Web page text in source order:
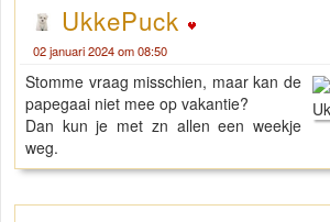
UkkePuck
02 januari 2024 om 08:50
Stomme vraag misschien, maar kan de
papegaai niet mee op vakantie?
Dan kun je met zn allen een weekje
weg.